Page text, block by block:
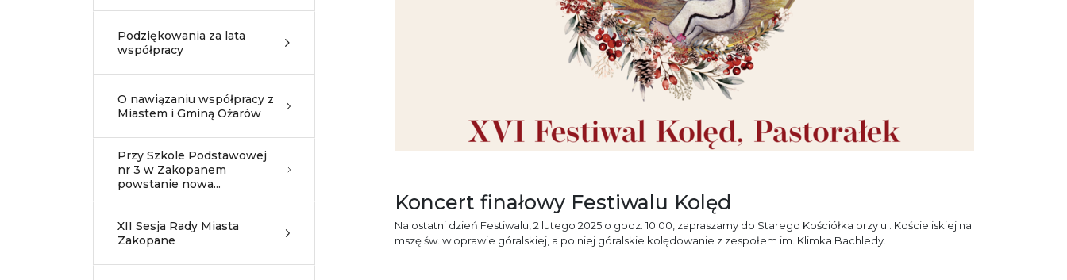
Podziękowania za lata
współpracy
O nawiązaniu współpracy z
Miastem i Gminą Ożarów
Przy Szkole Podstawowej
nr 3 w Zakopanem
powstanie nowa...
XII Sesja Rady Miasta
Zakopane
Koncert finałowy Festiwalu Kolęd
Na ostatni dzień Festiwalu, 2 lutego 2025 o godz. 10.00, zapraszamy do Starego Kościółka przy ul. Kościeliskiej na
mszę św. w oprawie góralskiej, a po niej góralskie kolędowanie z zespołem im. Klimka Bachledy.